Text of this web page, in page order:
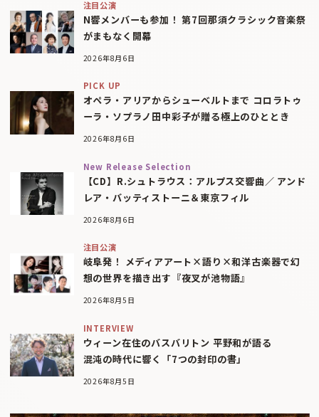
注目公演
N響メンバーも参加！ 第7回那須クラシック音楽祭
がまもなく開幕
2026年8月6日
PICK UP
オペラ・アリアからシューベルトまで コロラトゥ
ーラ・ソプラノ田中彩子が贈る極上のひととき
2026年8月6日
New Release Selection
【CD】R.シュトラウス：アルプス交響曲／ アンド
レア・バッティストーニ＆東京フィル
2026年8月6日
注目公演
岐阜発！ メディアアート×語り×和洋古楽器で幻
想の世界を描き出す『夜叉が池物語』
2026年8月5日
INTERVIEW
ウィーン在住のバスバリトン 平野和が語る
混沌の時代に響く「7つの封印の書」
2026年8月5日